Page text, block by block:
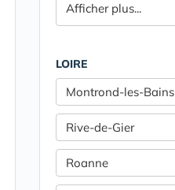
Afficher plus...
LOIRE
Montrond-les-Bains
Rive-de-Gier
Roanne